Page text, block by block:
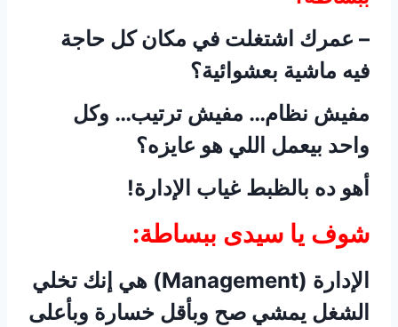
– عمرك اشتغلت في مكان كل حاجة
فيه ماشية بعشوائية؟
مفيش نظام… مفيش ترتيب… وكل
واحد بيعمل اللي هو عايزه؟
أهو ده بالظبط غياب الإدارة!
شوف يا سيدى ببساطة:
الإدارة (Management) هي إنك تخلي
الشغل يمشي صح وبأقل خسارة وبأعلى